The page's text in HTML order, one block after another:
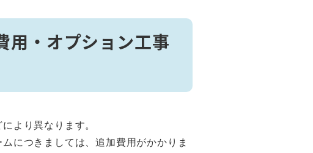
用・オプション工事
より異なります。
につきましては、追加費用がかかりま